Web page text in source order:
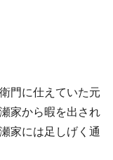
門に仕えていた元
家から暇を出され
家には足しげく通